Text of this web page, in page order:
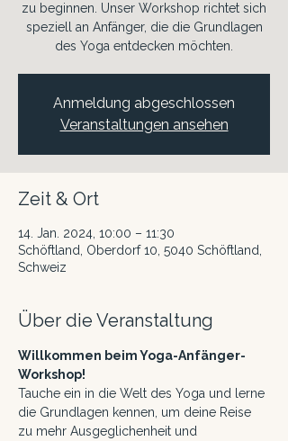
zu beginnen. Unser Workshop richtet sich
speziell an Anfänger, die die Grundlagen
des Yoga entdecken möchten.
Anmeldung abgeschlossen
Veranstaltungen ansehen
Zeit & Ort
14. Jan. 2024, 10:00 – 11:30
Schöftland, Oberdorf 10, 5040 Schöftland,
Schweiz
Über die Veranstaltung
Willkommen beim Yoga-Anfänger-
Workshop!
Tauche ein in die Welt des Yoga und lerne
die Grundlagen kennen, um deine Reise
zu mehr Ausgeglichenheit und